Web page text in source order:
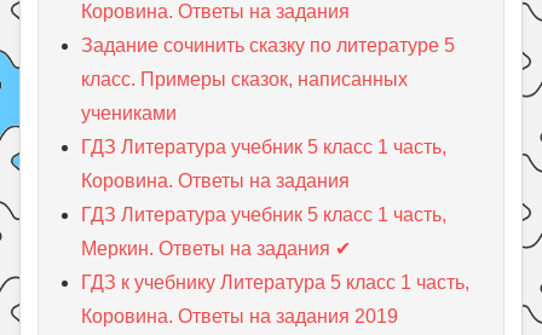
Коровина. Ответы на задания
Задание сочинить сказку по литературе 5
класс. Примеры сказок, написанных
учениками
ГДЗ Литература учебник 5 класc 1 часть,
Коровина. Ответы на задания
ГДЗ Литература учебник 5 класc 1 часть,
Меркин. Ответы на задания ✔
ГДЗ к учебнику Литература 5 класc 1 часть,
Коровина. Ответы на задания 2019